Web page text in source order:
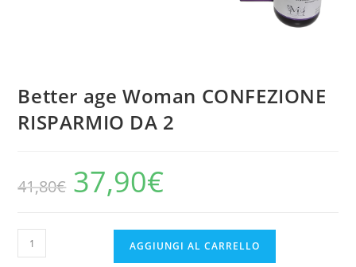
Better age Woman CONFEZIONE
RISPARMIO DA 2
41,80€
Il
prezzo
originale
37,90€
Better
age
AGGIUNGI AL CARRELLO